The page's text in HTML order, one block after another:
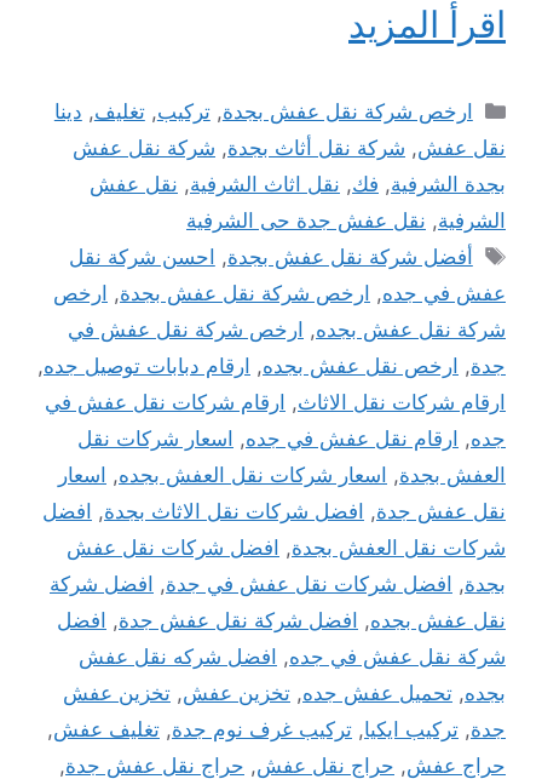
اقرأ المزيد
التصنيفات
ارخص شركة نقل عفش بجدة,تركيب,تغليف, دينا
نقل عفش, شركة نقل أثاث بجدة, شركة نقل عفش
بجدة الشرفية, فك, نقل اثاث الشرفية, نقل عفش
الشرفية, نقل عفش جدة حى الشرفية
الوسوم
أفضل شركة نقل عفش بجدة, احسن شركة نقل
عفش في جده, ارخص شركة نقل عفش بجدة, ارخص
شركة نقل عفش بجده, ارخص شركة نقل عفش في
جدة, ارخص نقل عفش بجده, ارقام دبابات توصيل جده,
ارقام شركات نقل الاثاث, ارقام شركات نقل عفش في
جده, ارقام نقل عفش في جده, اسعار شركات نقل
العفش بجدة, اسعار شركات نقل العفش بجده, اسعار
نقل عفش جدة, افضل شركات نقل الاثاث بجدة, افضل
شركات نقل العفش بجدة, افضل شركات نقل عفش
بجدة, افضل شركات نقل عفش في جدة, افضل شركة
نقل عفش بجده, افضل شركة نقل عفش جدة, افضل
شركة نقل عفش في جده, افضل شركه نقل عفش
بجده, تحميل عفش جده, تخزين عفش, تخزين عفش
جدة, تركيب ايكيا, تركيب غرف نوم جدة, تغليف عفش,
حراج عفش, حراج نقل عفش, حراج نقل عفش جدة,